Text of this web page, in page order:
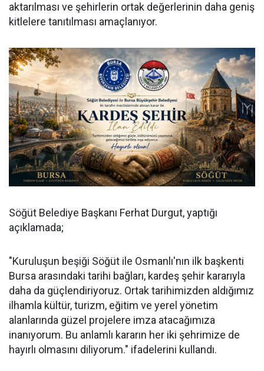
aktarılması ve şehirlerin ortak değerlerinin daha geniş
kitlelere tanıtılması amaçlanıyor.
Söğüt Belediye Başkanı Ferhat Durgut, yaptığı
açıklamada;
"Kuruluşun beşiği Söğüt ile Osmanlı'nın ilk başkenti
Bursa arasındaki tarihi bağları, kardeş şehir kararıyla
daha da güçlendiriyoruz. Ortak tarihimizden aldığımız
ilhamla kültür, turizm, eğitim ve yerel yönetim
alanlarında güzel projelere imza atacağımıza
inanıyorum. Bu anlamlı kararın her iki şehrimize de
hayırlı olmasını diliyorum." ifadelerini kullandı.